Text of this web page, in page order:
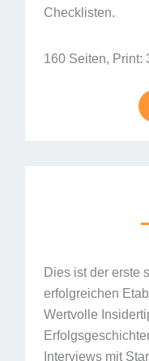
Checklisten.
160 Seiten, Print:
Dies ist der erste
erfolgreichen
Wertvolle
Interviews mit